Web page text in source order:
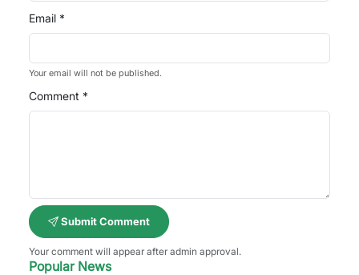
Email *
Your email will not be published.
Comment *
Submit Comment
Your comment will appear after admin approval.
Popular News